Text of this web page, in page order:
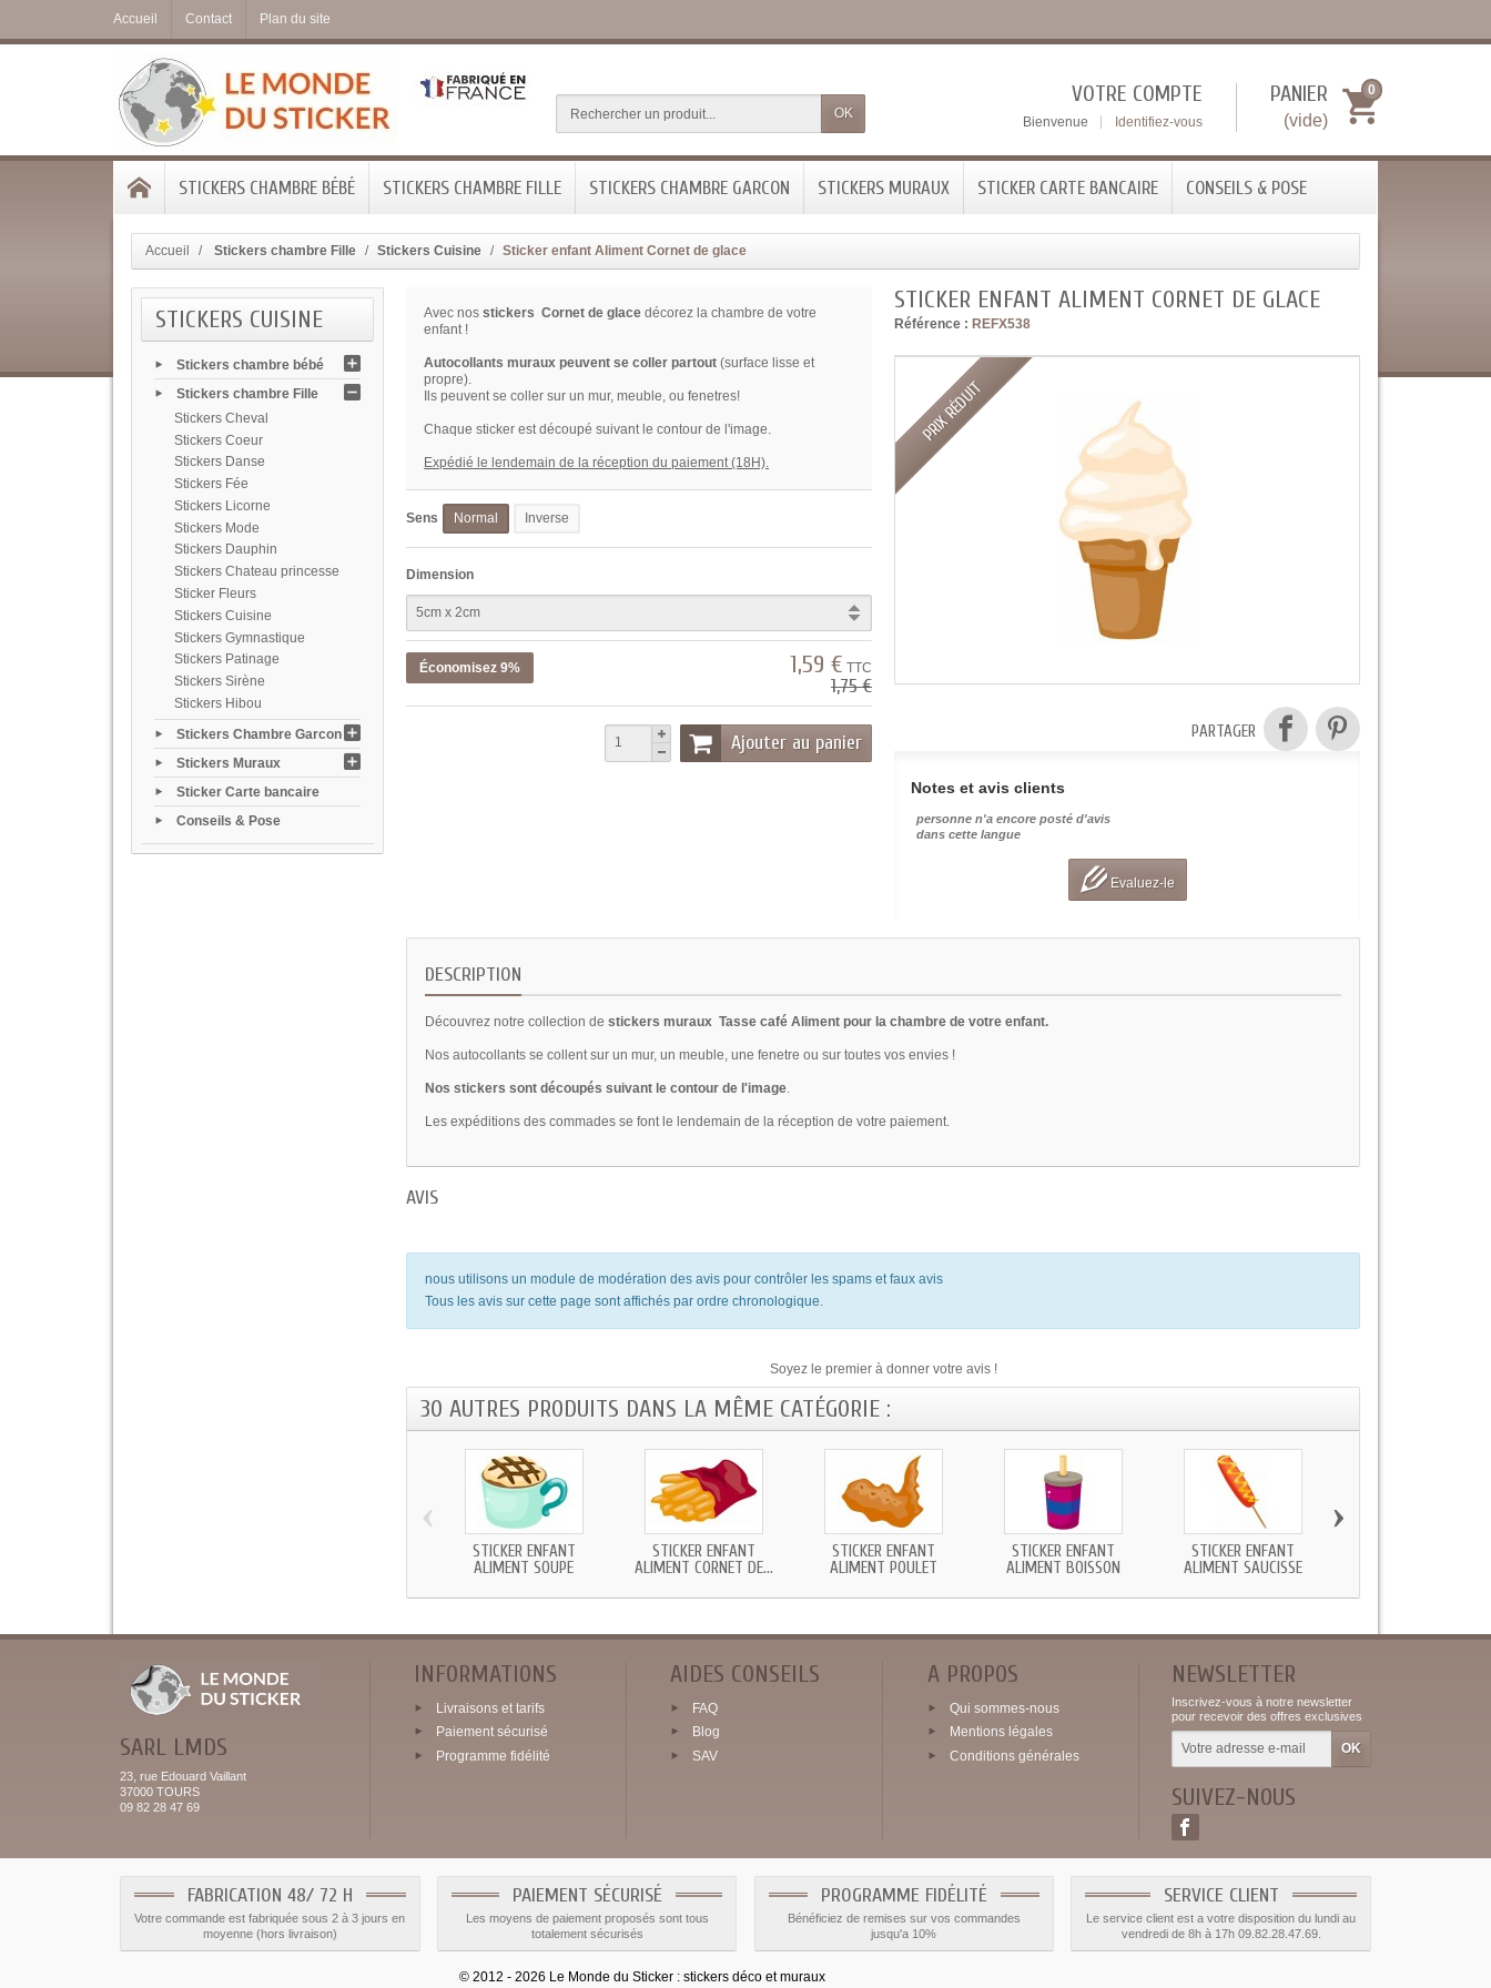
Accueil Contact Plan du site
OK
PANIER
(vide)
0
VOTRE COMPTE
Bienvenue Identifiez-vous
STICKERS CHAMBRE BÉBÉ STICKERS CHAMBRE FILLE STICKERS CHAMBRE GARCON STICKERS MURAUX STICKER CARTE BANCAIRE CONSEILS & POSE
Accueil Stickers chambre Fille Stickers Cuisine Sticker enfant Aliment Cornet de glace
STICKERS CUISINE
Stickers chambre bébé
Stickers chambre Fille
Stickers Cheval
Stickers Coeur
Stickers Danse
Stickers Fée
Stickers Licorne
Stickers Mode
Stickers Dauphin
Stickers Chateau princesse
Sticker Fleurs
Stickers Cuisine
Stickers Gymnastique
Stickers Patinage
Stickers Sirène
Stickers Hibou
Stickers Chambre Garcon
Stickers Muraux
Sticker Carte bancaire
Conseils & Pose
STICKER ENFANT ALIMENT CORNET DE GLACE
Référence : REFX538
PRIX RÉDUIT
PARTAGER
Notes et avis clients
personne n'a encore posté d'avis
dans cette langue
Evaluez-le
Avec nosstickers Cornet de glacedécorez la chambre de votre
enfant !
Autocollants muraux peuvent se coller partout (surface lisse et
propre).
Ils peuvent se coller sur un mur, meuble, ou fenetres!
Chaque sticker est découpé suivant le contour de l'image.
Expédié le lendemain de la réception du paiement (18H).
Sens Normal Inverse
Dimension
Économisez 9% 1,59 € TTC
1,75 €
Ajouter au panier
DESCRIPTION
Découvrez notre collection destickers muraux Tasse café Aliment pour la chambre de votre enfant.
Nos autocollants se collent sur un mur, un meuble, une fenetre ou sur toutes vos envies !
Nos stickers sont découpés suivant le contour de l'image.
Les expéditions des commades se font le lendemain de la réception de votre paiement.
AVIS
nous utilisons un module de modération des avis pour contrôler les spams et faux avis
Tous les avis sur cette page sont affichés par ordre chronologique.
Soyez le premier à donner votre avis !
30 AUTRES PRODUITS DANS LA MÊME CATÉGORIE :
STICKER ENFANT
ALIMENT SOUPE
STICKER ENFANT
ALIMENT CORNET DE...
STICKER ENFANT
ALIMENT POULET
STICKER ENFANT
ALIMENT BOISSON
STICKER ENFANT
ALIMENT SAUCISSE
‹ ›
SARL LMDS
23, rue Edouard Vaillant
37000 TOURS
09 82 28 47 69
INFORMATIONS
Livraisons et tarifs
Paiement sécurisé
Programme fidélité
AIDES CONSEILS
FAQ
Blog
SAV
A PROPOS
Qui sommes-nous
Mentions légales
Conditions générales
NEWSLETTER
Inscrivez-vous à notre newsletter
pour recevoir des offres exclusives
SUIVEZ-NOUS
FABRICATION 48/ 72 H
Votre commande est fabriquée sous 2 à 3 jours en
moyenne (hors livraison)
PAIEMENT SÉCURISÉ
Les moyens de paiement proposés sont tous
totalement sécurisés
PROGRAMME FIDÉLITÉ
Bénéficiez de remises sur vos commandes
jusqu'a 10%
SERVICE CLIENT
Le service client est a votre disposition du lundi au
vendredi de 8h à 17h 09.82.28.47.69.
© 2012 - 2026 Le Monde du Sticker : stickers déco et muraux